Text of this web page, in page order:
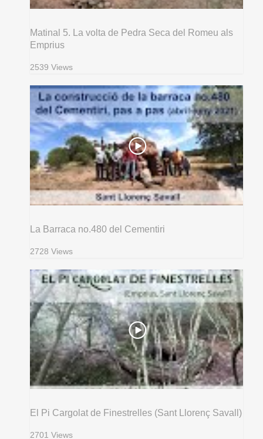
Matinal 5. La volta de Pedra Seca del Romeu als
Emprius
2539 Views
La Barraca no.480 del Cementiri
2728 Views
El Pi Cargolat de Finestrelles (Sant Llorenç Savall)
2701 Views